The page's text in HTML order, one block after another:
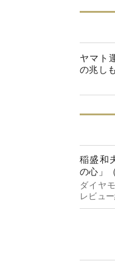
ヤマト
の兆し
稲盛和
の心」
ダイヤ
レビュ